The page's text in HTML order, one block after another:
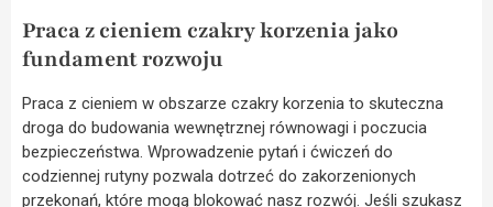
Praca z cieniem czakry korzenia jako
fundament rozwoju
Praca z cieniem w obszarze czakry korzenia to skuteczna
droga do budowania wewnętrznej równowagi i poczucia
bezpieczeństwa. Wprowadzenie pytań i ćwiczeń do
codziennej rutyny pozwala dotrzeć do zakorzenionych
przekonań, które mogą blokować nasz rozwój. Jeśli szukasz